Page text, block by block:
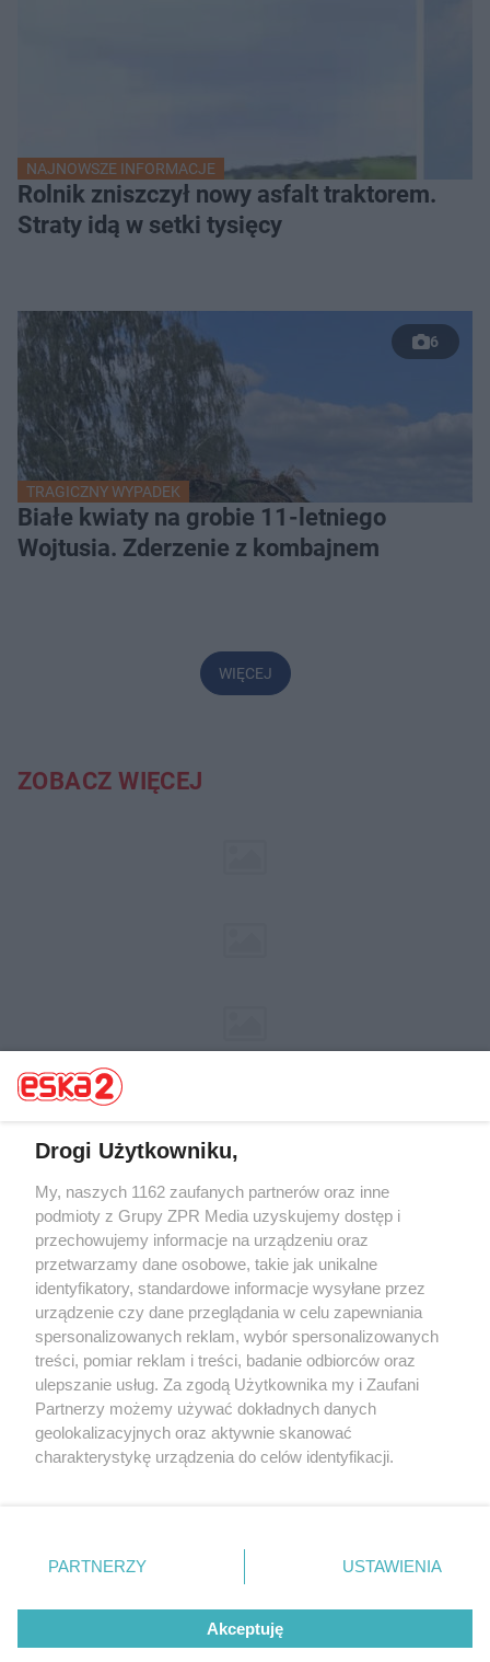
NAJNOWSZE INFORMACJE
Rolnik zniszczył nowy asfalt traktorem.
Straty idą w setki tysięcy
6
TRAGICZNY WYPADEK
Białe kwiaty na grobie 11-letniego
Wojtusia. Zderzenie z kombajnem
WIĘCEJ
ZOBACZ WIĘCEJ
Żaden utwór zamieszczony w serwisie nie może być powielany i
rozpowszechniany lub dalej rozpowszechniany w jakikolwiek sposób (w
tym także elektroniczny lub mechaniczny) na jakimkolwiek polu
eksploatacji w jakiejkolwiek formie, włącznie z umieszczaniem w
Internecie bez pisemnej zgody właściciela praw. Jakiekolwiek użycie lub
wykorzystanie utworów w całości lub w części z naruszeniem prawa,
tzn. bez właściwej zgody, jest zabronione pod groźbą kary i może być
ścigane prawnie.
Drogi Użytkowniku,
My, naszych 1162 zaufanych partnerów oraz inne
podmioty z Grupy ZPR Media uzyskujemy dostęp i
przechowujemy informacje na urządzeniu oraz
przetwarzamy dane osobowe, takie jak unikalne
identyfikatory, standardowe informacje wysyłane przez
urządzenie czy dane przeglądania w celu zapewniania
spersonalizowanych reklam, wybór spersonalizowanych
treści, pomiar reklam i treści, badanie odbiorców oraz
ulepszanie usług. Za zgodą Użytkownika my i Zaufani
Partnerzy możemy używać dokładnych danych
geolokalizacyjnych oraz aktywnie skanować
charakterystykę urządzenia do celów identyfikacji.
zmienić/wycofać klikając przycisk ustawień prywatności
znajdujący się w lewym dolnym rogu strony
rodzaje przetwarzania danych nie wymagają zgody
użytkownika, ale masz prawo sprzeciwić się takiemu
przetwarzaniu. Preferencje będą miały zastosowanie tylko
PARTNERZY USTAWIENIA
Akceptuję